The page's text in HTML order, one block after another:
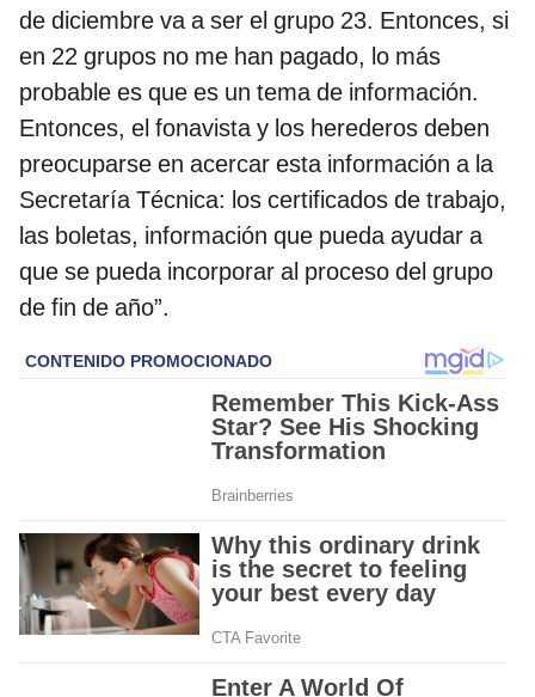
de diciembre va a ser el grupo 23. Entonces, si
en 22 grupos no me han pagado, lo más
probable es que es un tema de información.
Entonces, el fonavista y los herederos deben
preocuparse en acercar esta información a la
Secretaría Técnica: los certificados de trabajo,
las boletas, información que pueda ayudar a
que se pueda incorporar al proceso del grupo
de fin de año”.